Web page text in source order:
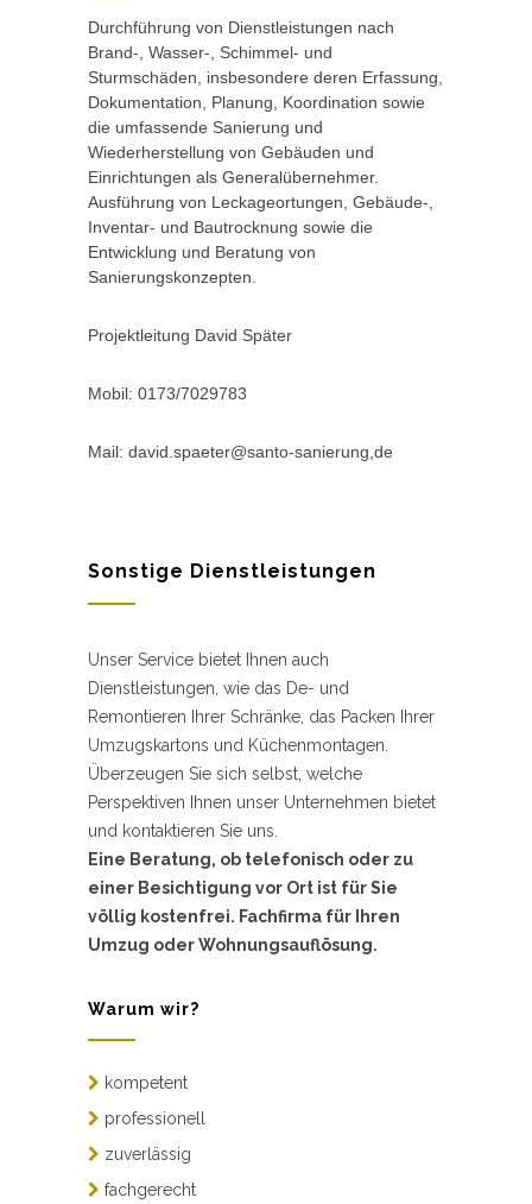
Durchführung von Dienstleistungen nach
Brand-, Wasser-, Schimmel- und
Sturmschäden, insbesondere deren Erfassung,
Dokumentation, Planung, Koordination sowie
die umfassende Sanierung und
Wiederherstellung von Gebäuden und
Einrichtungen als Generalübernehmer.
Ausführung von Leckageortungen, Gebäude-,
Inventar- und Bautrocknung sowie die
Entwicklung und Beratung von
Sanierungskonzepten.
Projektleitung David Später
Mobil: 0173/7029783
Mail: david.spaeter@santo-sanierung,de
Sonstige Dienstleistungen
Unser Service bietet Ihnen auch
Dienstleistungen, wie das De- und
Remontieren Ihrer Schränke, das Packen Ihrer
Umzugskartons und Küchenmontagen.
Überzeugen Sie sich selbst, welche
Perspektiven Ihnen unser Unternehmen bietet
und kontaktieren Sie uns.
Eine Beratung, ob telefonisch oder zu
einer Besichtigung vor Ort ist für Sie
völlig kostenfrei. Fachfirma für Ihren
Umzug oder Wohnungsauflösung.
Warum wir?
kompetent
professionell
zuverlässig
fachgerecht